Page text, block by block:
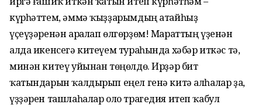
күрһәттем, әммә ҡыҙҙарымдың атайһыҙ
үҫеүҙәренән аралап өлгөрҙөм! Мараттың үҙенән
алда икенсегә китеүем тураһында хәбәр иткәс тә,
минән китеү уйынан төңөлдө. Ирҙәр бит
ҡатындарын ҡалдырып еңел генә китә алһалар ҙа,
үҙҙәрен ташлаһалар оло трагедия итеп ҡабул